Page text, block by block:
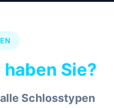
haben Sie?
alle Schlosstypen